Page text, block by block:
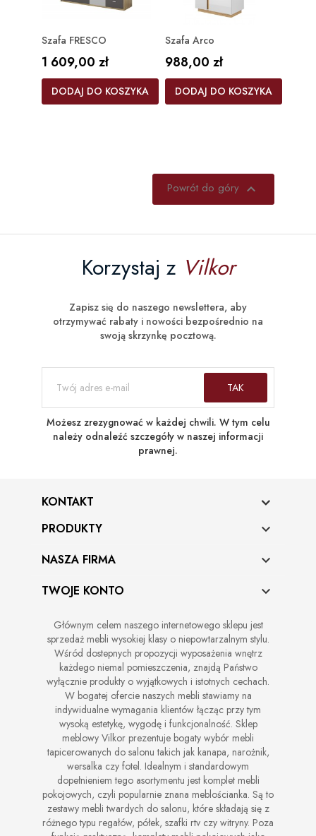
Szafa FRESCO
Cena
1 609,00 zł
DODAJ DO KOSZYKA
Szafa Arco
Cena
988,00 zł
DODAJ DO KOSZYKA
Powrót do góry 
Korzystaj z Vilkor
Zapisz się do naszego newslettera, aby
otrzymywać rabaty i nowości bezpośrednio na
swoją skrzynkę pocztową.
Możesz zrezygnować w każdej chwili. W tym celu
należy odnaleźć szczegóły w naszej informacji
prawnej.
KONTAKT
PRODUKTY

NASZA FIRMA 
TWOJE KONTO 
Głównym celem naszego internetowego sklepu jest
sprzedaż mebli wysokiej klasy o niepowtarzalnym stylu.
Wśród dostepnych propozycji wyposażenia wnętrz
każdego niemal pomieszczenia, znajdą Państwo
wyłącznie produkty o wyjątkowych i istotnych cechach.
W bogatej ofercie naszych mebli stawiamy na
indywidualne wymagania klientów łącząc przy tym
wysoką estetykę, wygodę i funkcjonalność. Sklep
meblowy Vilkor prezentuje bogaty wybór mebli
tapicerowanych do salonu takich jak kanapa, narożnik,
wersalka czy fotel. Idealnym i standardowym
dopełnieniem tego asortymentu jest komplet mebli
pokojowych, czyli popularnie znana meblościanka. Są to
zestawy mebli twardych do salonu, które składają się z
różnego typu regałów, półek, szafki rtv czy witryny. Poza